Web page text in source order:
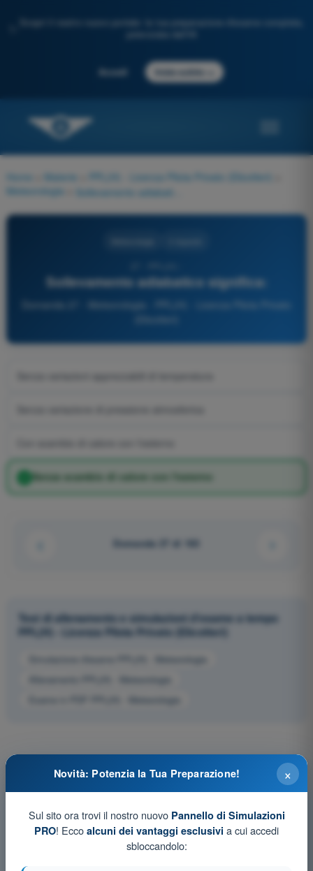
Scopri il nostro nuovo portale: la tua preparazione d'esame completa,
Accedi Inizia subito
Home Materie PPL(H) - Licenza Pilota Privato (Elicotteri)
Meteorologia
Sollevamento adiabatico significa:
Senza scambio di calore con l'esterno
Domanda 27 di 163
Test di allenamento e simulazioni d'esame a tempo
PPL(H) - Licenza Pilota Privato (Elicotteri)
Simulazione d'esame PPL(H) - Meteorologia
Allenamento PPL(H) - Meteorologia
Esame in PDF PPL(H) - Meteorologia
×
Novità: Potenzia la Tua Preparazione!
Sul sito ora trovi il nostro nuovo Pannello di Simulazioni
PRO! Ecco alcuni dei vantaggi esclusivi a cui accedi
sbloccandolo: